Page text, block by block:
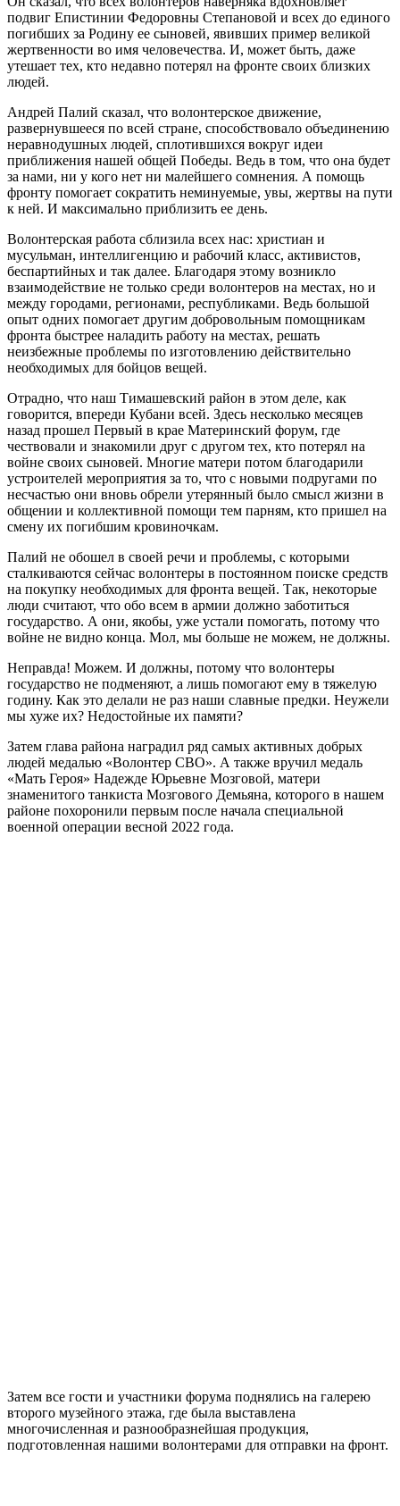
подвиг Епистинии Федоровны Степановой и всех до единого
погибших за Родину ее сыновей, явивших пример великой
жертвенности во имя человечества. И, может быть, даже
утешает тех, кто недавно потерял на фронте своих близких
людей.
Андрей Палий сказал, что волонтерское движение,
развернувшееся по всей стране, способствовало объединению
неравнодушных людей, сплотившихся вокруг идеи
приближения нашей общей Победы. Ведь в том, что она будет
за нами, ни у кого нет ни малейшего сомнения. А помощь
фронту помогает сократить неминуемые, увы, жертвы на пути
к ней. И максимально приблизить ее день.
Волонтерская работа сблизила всех нас: христиан и
мусульман, интеллигенцию и рабочий класс, активистов,
беспартийных и так далее. Благодаря этому возникло
взаимодействие не только среди волонтеров на местах, но и
между городами, регионами, республиками. Ведь большой
опыт одних помогает другим добровольным помощникам
фронта быстрее наладить работу на местах, решать
неизбежные проблемы по изготовлению действительно
необходимых для бойцов вещей.
Отрадно, что наш Тимашевский район в этом деле, как
говорится, впереди Кубани всей. Здесь несколько месяцев
назад прошел Первый в крае Материнский форум, где
чествовали и знакомили друг с другом тех, кто потерял на
войне своих сыновей. Многие матери потом благодарили
устроителей мероприятия за то, что с новыми подругами по
несчастью они вновь обрели утерянный было смысл жизни в
общении и коллективной помощи тем парням, кто пришел на
смену их погибшим кровиночкам.
Палий не обошел в своей речи и проблемы, с которыми
сталкиваются сейчас волонтеры в постоянном поиске средств
на покупку необходимых для фронта вещей. Так, некоторые
люди считают, что обо всем в армии должно заботиться
государство. А они, якобы, уже устали помогать, потому что
войне не видно конца. Мол, мы больше не можем, не должны.
Неправда! Можем. И должны, потому что волонтеры
государство не подменяют, а лишь помогают ему в тяжелую
годину. Как это делали не раз наши славные предки. Неужели
мы хуже их? Недостойные их памяти?
Затем глава района наградил ряд самых активных добрых
людей медалью «Волонтер СВО». А также вручил медаль
«Мать Героя» Надежде Юрьевне Мозговой, матери
знаменитого танкиста Мозгового Демьяна, которого в нашем
районе похоронили первым после начала специальной
военной операции весной 2022 года.
Затем все гости и участники форума поднялись на галерею
второго музейного этажа, где была выставлена
многочисленная и разнообразнейшая продукция,
подготовленная нашими волонтерами для отправки на фронт.